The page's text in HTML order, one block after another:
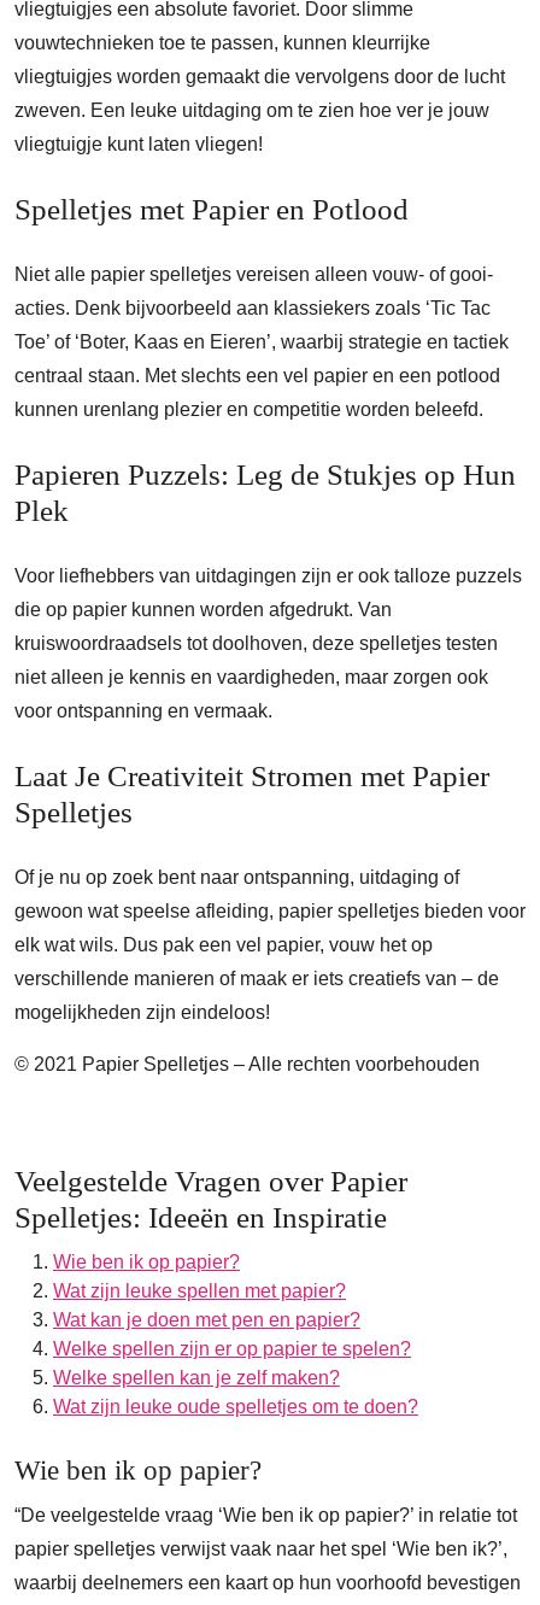
vliegtuigjes een absolute favoriet. Door slimme
vouwtechnieken toe te passen, kunnen kleurrijke
vliegtuigjes worden gemaakt die vervolgens door de lucht
zweven. Een leuke uitdaging om te zien hoe ver je jouw
vliegtuigje kunt laten vliegen!
Spelletjes met Papier en Potlood
Niet alle papier spelletjes vereisen alleen vouw- of gooi-
acties. Denk bijvoorbeeld aan klassiekers zoals ‘Tic Tac
Toe’ of ‘Boter, Kaas en Eieren’, waarbij strategie en tactiek
centraal staan. Met slechts een vel papier en een potlood
kunnen urenlang plezier en competitie worden beleefd.
Papieren Puzzels: Leg de Stukjes op Hun
Plek
Voor liefhebbers van uitdagingen zijn er ook talloze puzzels
die op papier kunnen worden afgedrukt. Van
kruiswoordraadsels tot doolhoven, deze spelletjes testen
niet alleen je kennis en vaardigheden, maar zorgen ook
voor ontspanning en vermaak.
Laat Je Creativiteit Stromen met Papier
Spelletjes
Of je nu op zoek bent naar ontspanning, uitdaging of
gewoon wat speelse afleiding, papier spelletjes bieden voor
elk wat wils. Dus pak een vel papier, vouw het op
verschillende manieren of maak er iets creatiefs van – de
mogelijkheden zijn eindeloos!
© 2021 Papier Spelletjes – Alle rechten voorbehouden
Veelgestelde Vragen over Papier
Spelletjes: Ideeën en Inspiratie
Wie ben ik op papier?
Wat zijn leuke spellen met papier?
Wat kan je doen met pen en papier?
Welke spellen zijn er op papier te spelen?
Welke spellen kan je zelf maken?
Wat zijn leuke oude spelletjes om te doen?
Wie ben ik op papier?
“De veelgestelde vraag ‘Wie ben ik op papier?’ in relatie tot
papier spelletjes verwijst vaak naar het spel ‘Wie ben ik?’,
waarbij deelnemers een kaart op hun voorhoofd bevestigen